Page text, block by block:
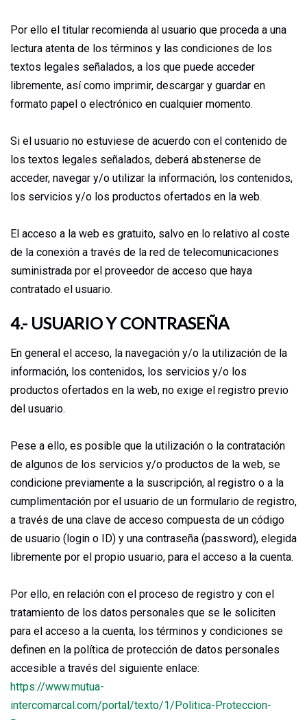
Por ello el titular recomienda al usuario que proceda a una
lectura atenta de los términos y las condiciones de los
textos legales señalados, a los que puede acceder
libremente, así como imprimir, descargar y guardar en
formato papel o electrónico en cualquier momento.
Si el usuario no estuviese de acuerdo con el contenido de
los textos legales señalados, deberá abstenerse de
acceder, navegar y/o utilizar la información, los contenidos,
los servicios y/o los productos ofertados en la web.
El acceso a la web es gratuito, salvo en lo relativo al coste
de la conexión a través de la red de telecomunicaciones
suministrada por el proveedor de acceso que haya
contratado el usuario.
4.- USUARIO Y CONTRASEÑA
En general el acceso, la navegación y/o la utilización de la
información, los contenidos, los servicios y/o los
productos ofertados en la web, no exige el registro previo
del usuario.
Pese a ello, es posible que la utilización o la contratación
de algunos de los servicios y/o productos de la web, se
condicione previamente a la suscripción, al registro o a la
cumplimentación por el usuario de un formulario de registro,
a través de una clave de acceso compuesta de un código
de usuario (login o ID) y una contraseña (password), elegida
libremente por el propio usuario, para el acceso a la cuenta.
Por ello, en relación con el proceso de registro y con el
tratamiento de los datos personales que se le soliciten
para el acceso a la cuenta, los términos y condiciones se
definen en la política de protección de datos personales
accesible a través del siguiente enlace:
https://www.mutua-
intercomarcal.com/portal/texto/1/Politica-Proteccion-